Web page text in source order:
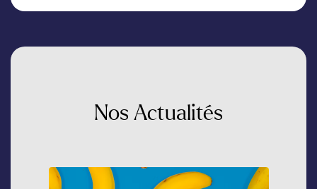
Nos Actualités